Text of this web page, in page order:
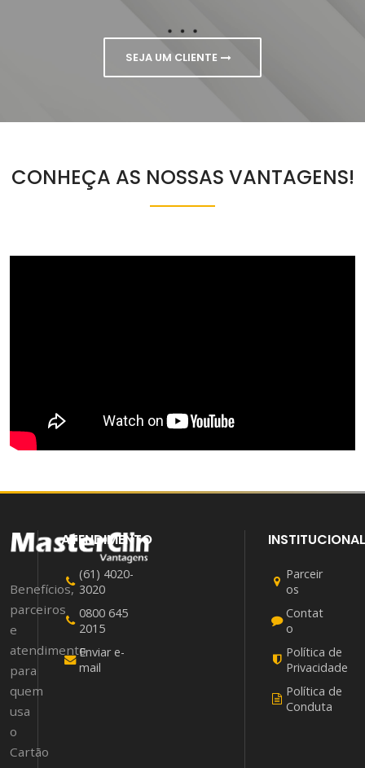
SEJA UM CLIENTE
CONHEÇA AS NOSSAS VANTAGENS!
Benefícios,
parceiros
e
atendimento
para
quem
usa
o
Cartão
ATENDIMENTO
(61) 4020-
3020
0800 645
2015
Enviar e-
mail
INSTITUCIONAL
Parceir
os
Contat
o
Política de
Privacidade
Política de
Conduta